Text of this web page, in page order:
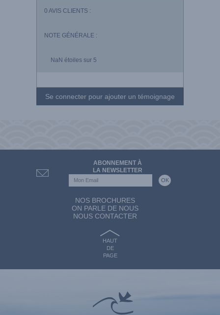
0 AVIS CLIENTS :
NOTE GÉNÉRALE :
NaN étoiles sur 5
Se connecter pour ajouter un témoignage
ABONNEMENT À
LA NEWSLETTER
NOS BROCHURES
ON PARLE DE NOUS
NOUS CONTACTER
HAUT
DE
PAGE